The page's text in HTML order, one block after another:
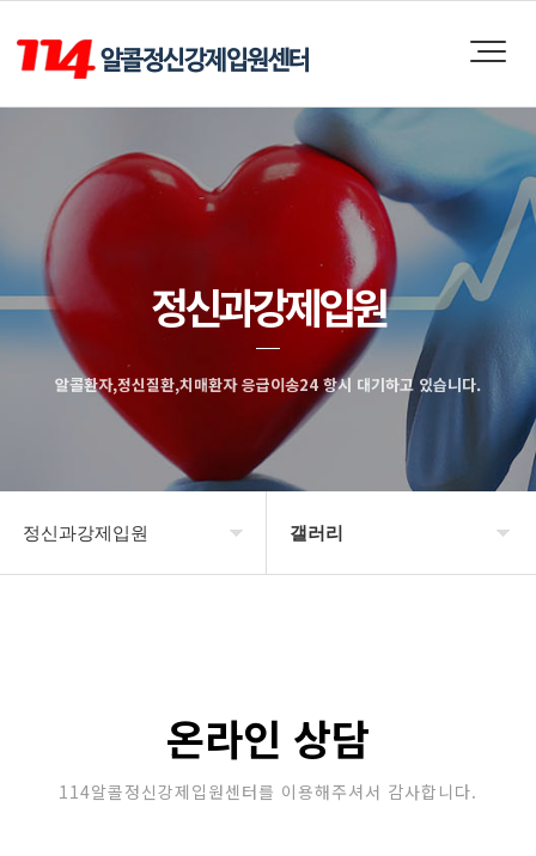
정신과강제입원
알콜환자,정신질환,치매환자 응급이송24 항시 대기하고 있습니다.
정신과강제입원 갤러리
온라인 상담
114알콜정신강제입원센터를 이용해주셔서 감사합니다.